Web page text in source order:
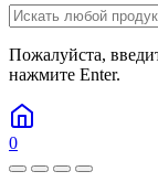
Пожалуйста,
нажмите Enter.
0